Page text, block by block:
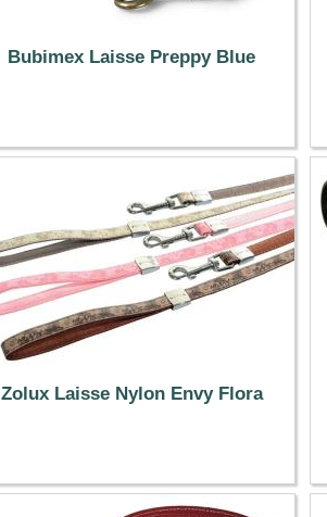
Bubimex Laisse Preppy Blue
11.79 €
Zolux Laisse Nylon Envy Flora
11.99 €